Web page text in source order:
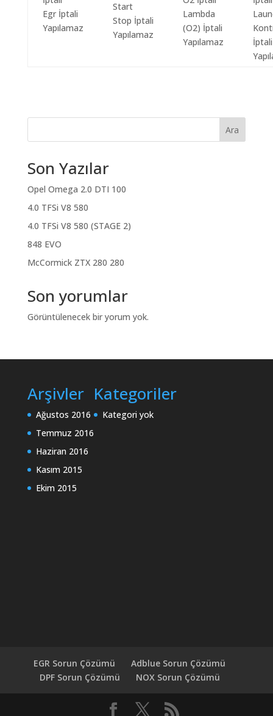
Egr İptali
Yapılamaz
Start
Stop İptali
Yapılamaz
Lambda
(O2) İptali
Yapılamaz
İptali
Ara
Son Yazılar
Opel Omega 2.0 DTI 100
4.0 TFSi V8 580
4.0 TFSi V8 580 (STAGE 2)
848 EVO
McCormick ZTX 280 280
Son yorumlar
Görüntülenecek bir yorum yok.
Arşivler
Ağustos 2016
Temmuz 2016
Haziran 2016
Kasım 2015
Ekim 2015
Kategoriler
Kategori yok
EGR Sorun Çözümü
Adblue Sorun Çözümü
DPF Sorun Çözümü
NOX Sorun Çözümü